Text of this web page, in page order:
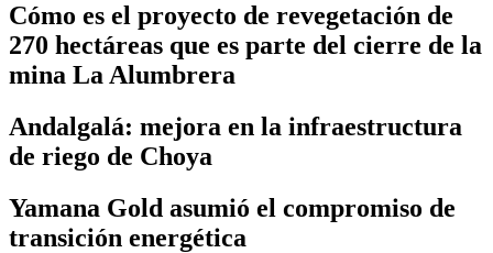
Cómo es el proyecto de revegetación de
270 hectáreas que es parte del cierre de la
mina La Alumbrera
Andalgalá: mejora en la infraestructura
de riego de Choya
Yamana Gold asumió el compromiso de
transición energética